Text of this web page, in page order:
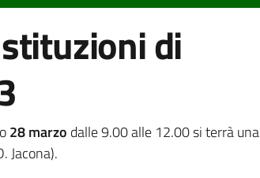
di
28 marzo dalle 9.00 alle 12.00 si terrà una
Jacona).